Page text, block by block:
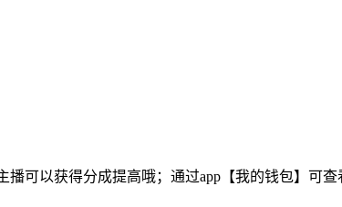
可以获得分成提高哦；通过app【我的钱包】可